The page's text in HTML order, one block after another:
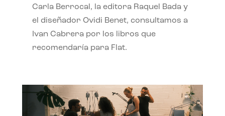
Carla Berrocal, la editora Raquel Bada y
el diseñador Ovidi Benet, consultamos a
Ivan Cabrera por los libros que
recomendaría para Flat.